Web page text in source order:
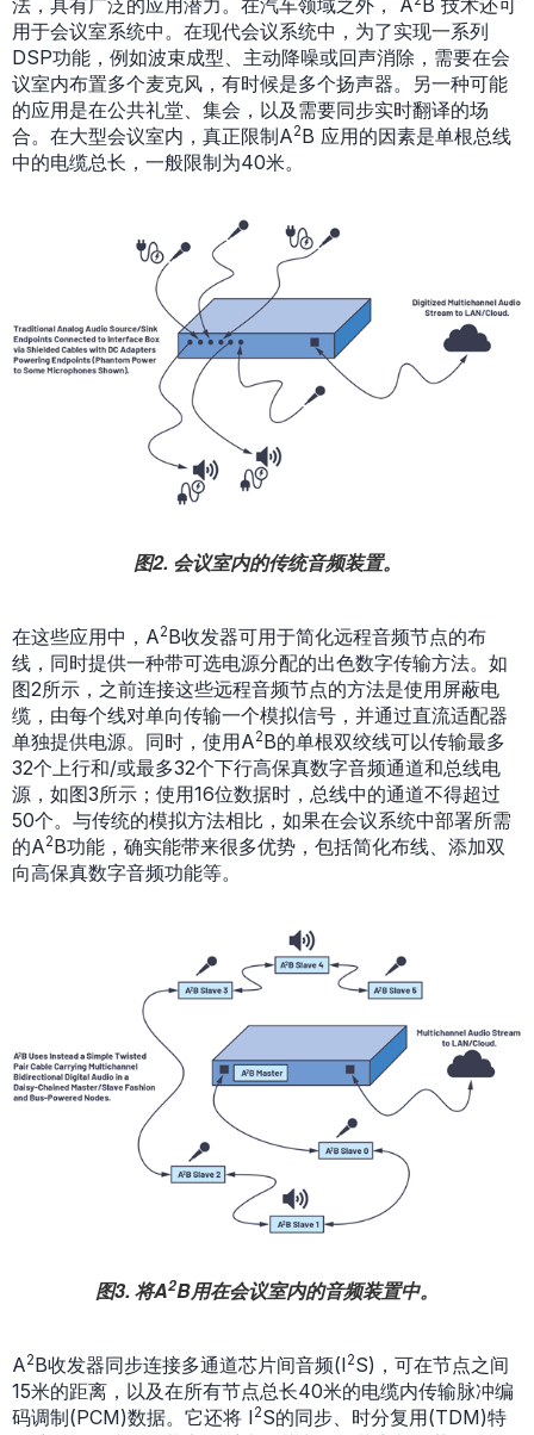
法，具有广泛的应用潜力。在汽车领域之外， A B 技术还可
用于会议室系统中。在现代会议系统中，为了实现一系列
DSP功能，例如波束成型、主动降噪或回声消除，需要在会
议室内布置多个麦克风，有时候是多个扬声器。另一种可能
的应用是在公共礼堂、集会，以及需要同步实时翻译的场
合。在大型会议室内，真正限制A2B 应用的因素是单根总线
中的电缆总长，一般限制为40米。
图2. 会议室内的传统音频装置。
在这些应用中，A2B收发器可用于简化远程音频节点的布
线，同时提供一种带可选电源分配的出色数字传输方法。如
图2所示，之前连接这些远程音频节点的方法是使用屏蔽电
缆，由每个线对单向传输一个模拟信号，并通过直流适配器
单独提供电源。同时，使用A2B的单根双绞线可以传输最多
32个上行和/或最多32个下行高保真数字音频通道和总线电
源，如图3所示；使用16位数据时，总线中的通道不得超过
50个。与传统的模拟方法相比，如果在会议系统中部署所需
的A2B功能，确实能带来很多优势，包括简化布线、添加双
向高保真数字音频功能等。
图3. 将A2B用在会议室内的音频装置中。
A2B收发器同步连接多通道芯片间音频(I2S)，可在节点之间
15米的距离，以及在所有节点总长40米的电缆内传输脉冲编
码调制(PCM)数据。它还将 I2S的同步、时分复用(TDM)特